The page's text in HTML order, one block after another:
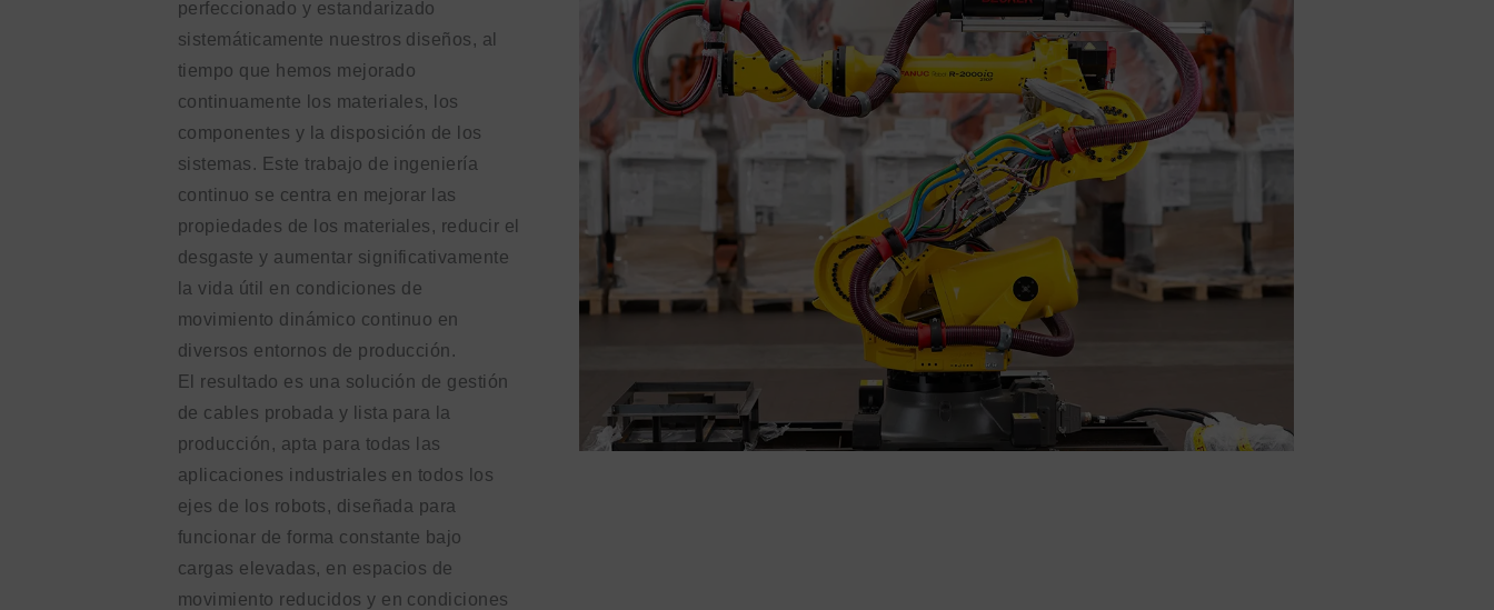
perfeccionado y estandarizado
sistemáticamente nuestros diseños, al
tiempo que hemos mejorado
continuamente los materiales, los
componentes y la disposición de los
sistemas. Este trabajo de ingeniería
continuo se centra en mejorar las
propiedades de los materiales, reducir el
desgaste y aumentar significativamente
la vida útil en condiciones de
movimiento dinámico continuo en
diversos entornos de producción.
El resultado es una solución de gestión
de cables probada y lista para la
producción, apta para todas las
aplicaciones industriales en todos los
ejes de los robots, diseñada para
funcionar de forma constante bajo
cargas elevadas, en espacios de
movimiento reducidos y en condiciones